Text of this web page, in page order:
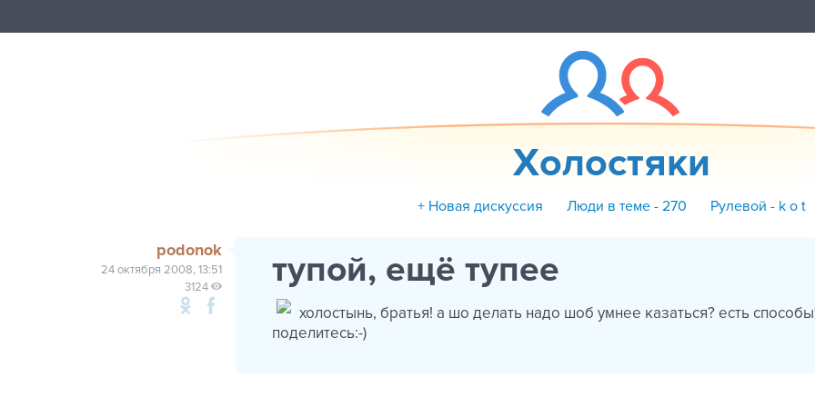
Холостяки
+ Новая дискуссия Люди в теме - 270 Рулевой - k o t
podonok
24 октября 2008, 13:51
3124
тупой, ещё тупее
холостынь, братья! а шо делать надо шоб умнее казаться? есть
поделитесь:-)